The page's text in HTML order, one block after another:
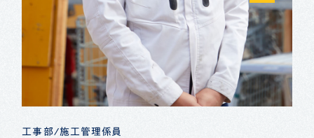
工事部/施工管理係員